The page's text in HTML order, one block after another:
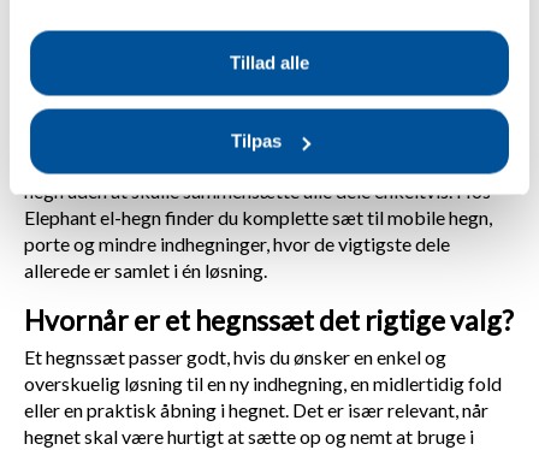
Tillad alle
Tilpas
Hegnssæt til elektrisk hegn –
Komplette løsninger til nem
opsætning
Hegnssæt
er en nem løsning, når du vil i gang med elektrisk
hegn uden at skulle sammensætte alle dele enkeltvis. Hos
Elephant el-hegn finder du komplette sæt til mobile hegn,
porte og mindre indhegninger, hvor de vigtigste dele
allerede er samlet i én løsning.
Hvornår er et hegnssæt det rigtige valg?
Et hegnssæt passer godt, hvis du ønsker en enkel og
overskuelig løsning til en ny indhegning, en midlertidig fold
eller en praktisk åbning i hegnet. Det er især relevant, når
hegnet skal være hurtigt at sætte op og nemt at bruge i